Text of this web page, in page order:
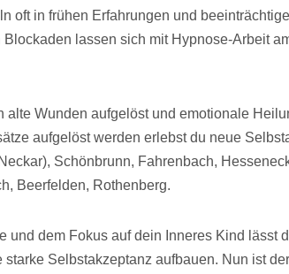
oft in frühen Erfahrungen und
lassen sich mit Hypnose-Arbeit
alte Wunden aufgelöst und emotionale
aufgelöst werden erlebst du neue
Schönbrunn, Fahrenbach,
Beerfelden, Rothenberg.
und dem Fokus auf dein Inneres Kind lässt
Selbstakzeptanz aufbauen. Nun ist